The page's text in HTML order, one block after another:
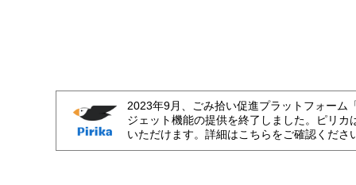
2023年9月、ごみ拾い促進プラットフォーム
ジェット機能の提供を終了しました。ピリカ
いただけます。詳細はこちらをご確認くださ